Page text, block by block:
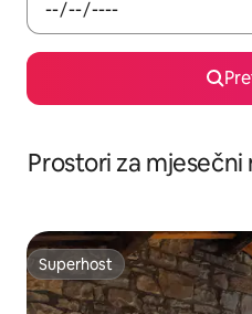
Prostori za
Superhost
Superhost